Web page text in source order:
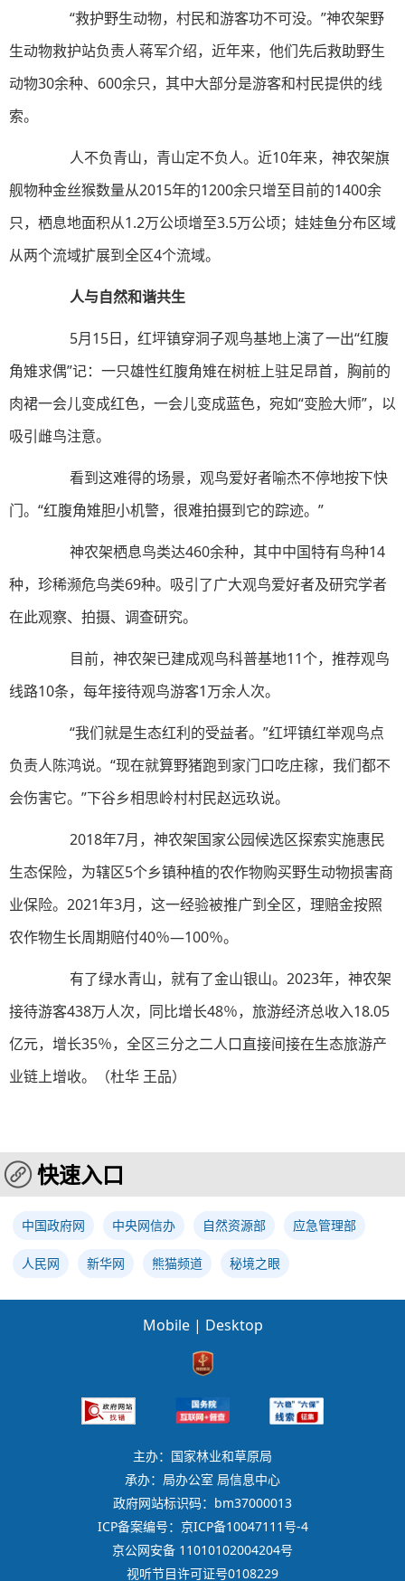
“救护野生动物，村民和游客功不可没。”神农架野
生动物救护站负责人蒋军介绍，近年来，他们先后救助野生
动物30余种、600余只，其中大部分是游客和村民提供的线
索。
人不负青山，青山定不负人。近10年来，神农架旗
舰物种金丝猴数量从2015年的1200余只增至目前的1400余
只，栖息地面积从1.2万公顷增至3.5万公顷；娃娃鱼分布区域
从两个流域扩展到全区4个流域。
人与自然和谐共生
5月15日，红坪镇穿洞子观鸟基地上演了一出“红腹
角雉求偶”记：一只雄性红腹角雉在树桩上驻足昂首，胸前的
肉裙一会儿变成红色，一会儿变成蓝色，宛如“变脸大师”，以
吸引雌鸟注意。
看到这难得的场景，观鸟爱好者喻杰不停地按下快
门。“红腹角雉胆小机警，很难拍摄到它的踪迹。”
神农架栖息鸟类达460余种，其中中国特有鸟种14
种，珍稀濒危鸟类69种。吸引了广大观鸟爱好者及研究学者
在此观察、拍摄、调查研究。
目前，神农架已建成观鸟科普基地11个，推荐观鸟
线路10条，每年接待观鸟游客1万余人次。
“我们就是生态红利的受益者。”红坪镇红举观鸟点
负责人陈鸿说。“现在就算野猪跑到家门口吃庄稼，我们都不
会伤害它。”下谷乡相思岭村村民赵远玖说。
2018年7月，神农架国家公园候选区探索实施惠民
生态保险，为辖区5个乡镇种植的农作物购买野生动物损害商
业保险。2021年3月，这一经验被推广到全区，理赔金按照
农作物生长周期赔付40％—100％。
有了绿水青山，就有了金山银山。2023年，神农架
接待游客438万人次，同比增长48％，旅游经济总收入18.05
亿元，增长35％，全区三分之二人口直接间接在生态旅游产
业链上增收。（杜华 王品）
快速入口
中国政府网 中央网信办 自然资源部 应急管理部
人民网 新华网 熊猫频道 秘境之眼
Mobile | Desktop
主办：国家林业和草原局
承办：局办公室 局信息中心
政府网站标识码：bm37000013
ICP备案编号：京ICP备10047111号-4
京公网安备 11010102004204号
视听节目许可证号0108229